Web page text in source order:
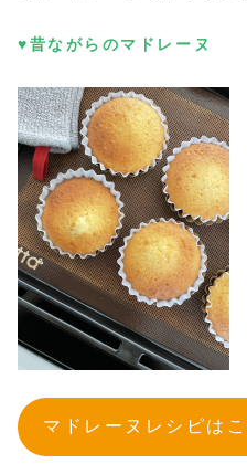
♥昔ながらのマドレーヌ
マドレーヌレシピは